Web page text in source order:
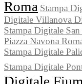
Roma Stampa
Digitale Villanova
Stampa Digitale
Piazza Navona
Stampa Digitale
Stampa Digitale